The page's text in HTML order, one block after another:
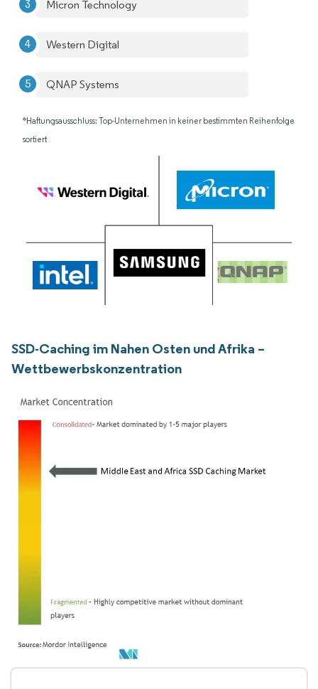
Micron Technology
Western Digital
QNAP Systems
*Haftungsausschluss: Top-Unternehmen in keiner bestimmten Reihenfolge
sortiert
SSD-Caching im Nahen Osten und Afrika –
Wettbewerbskonzentration